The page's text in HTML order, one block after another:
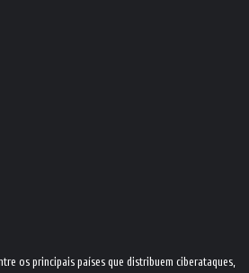
os principais países que distribuem ciberataques,